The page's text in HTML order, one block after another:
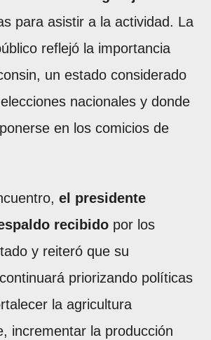
para asistir a la actividad. La
reflejó la importancia
un estado considerado
nacionales y donde
en los comicios de
el presidente
recibido por los
y reiteró que su
priorizando políticas
la agricultura
incrementar la producción